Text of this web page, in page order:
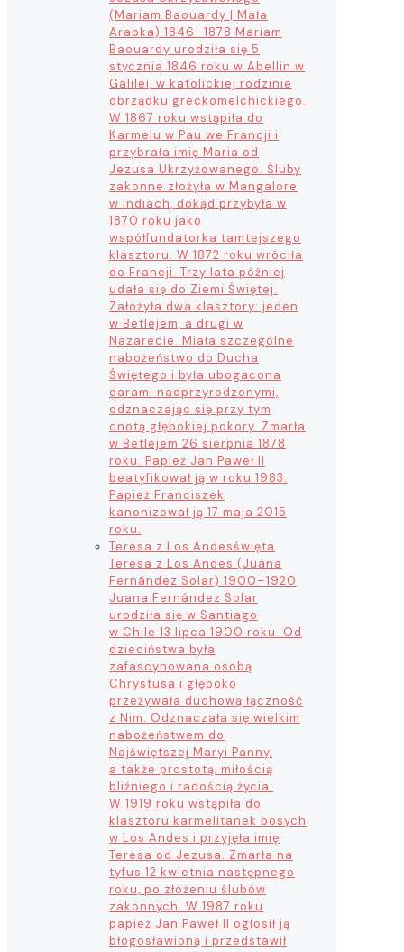
(Mariam Baouardy | Mała
Arabka) 1846–1878 Mariam
Baouardy urodziła się 5
stycznia 1846 roku w Abellin w
Galilei, w katolickiej rodzinie
obrządku greckomelchickiego.
W 1867 roku wstąpiła do
Karmelu w Pau we Francji i
przybrała imię Maria od
Jezusa Ukrzyżowanego. Śluby
zakonne złożyła w Mangalore
w Indiach, dokąd przybyła w
1870 roku jako
współfundatorka tamtejszego
klasztoru. W 1872 roku wróciła
do Francji. Trzy lata później
udała się do Ziemi Świętej.
Założyła dwa klasztory: jeden
w Betlejem, a drugi w
Nazarecie. Miała szczególne
nabożeństwo do Ducha
Świętego i była ubogacona
darami nadprzyrodzonymi,
odznaczając się przy tym
cnotą głębokiej pokory. Zmarła
w Betlejem 26 sierpnia 1878
roku. Papież Jan Paweł II
beatyfikował ją w roku 1983.
Papież Franciszek
kanonizował ją 17 maja 2015
roku.
Teresa z Los Andesświęta
Teresa z Los Andes (Juana
Fernández Solar) 1900–1920
Juana Fernández Solar
urodziła się w Santiago
w Chile 13 lipca 1900 roku. Od
dzieciństwa była
zafascynowana osobą
Chrystusa i głęboko
przeżywała duchową łączność
z Nim. Odznaczała się wielkim
nabożeństwem do
Najświętszej Maryi Panny,
a także prostotą, miłością
bliźniego i radością życia.
W 1919 roku wstąpiła do
klasztoru karmelitanek bosych
w Los Andes i przyjęła imię
Teresa od Jezusa. Zmarła na
tyfus 12 kwietnia następnego
roku, po złożeniu ślubów
zakonnych. W 1987 roku
papież Jan Paweł II ogłosił ją
błogosławioną i przedstawił